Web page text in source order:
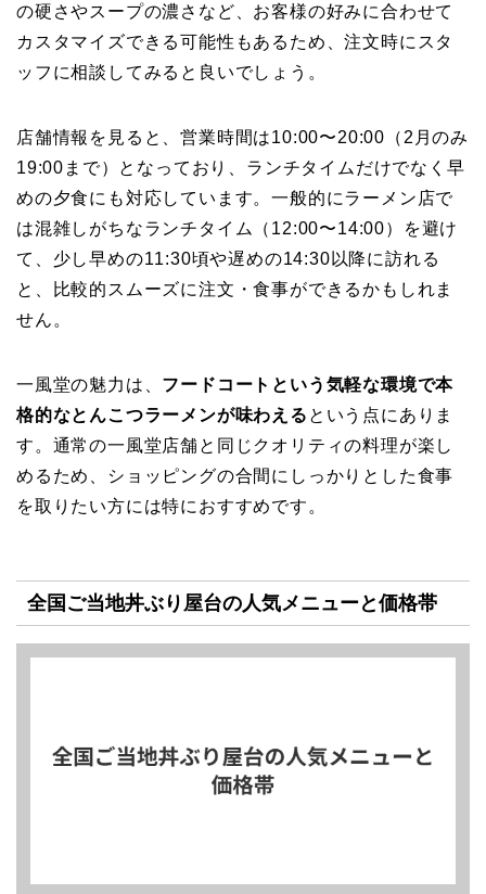
の硬さやスープの濃さなど、お客様の好みに合わせて
カスタマイズできる可能性もあるため、注文時にスタ
ッフに相談してみると良いでしょう。
店舗情報を見ると、営業時間は10:00〜20:00（2月のみ
19:00まで）となっており、ランチタイムだけでなく早
めの夕食にも対応しています。一般的にラーメン店で
は混雑しがちなランチタイム（12:00〜14:00）を避け
て、少し早めの11:30頃や遅めの14:30以降に訪れる
と、比較的スムーズに注文・食事ができるかもしれま
せん。
一風堂の魅力は、 フードコートという気軽な環境で本
格的なとんこつラーメンが味わえる という点にありま
す。通常の一風堂店舗と同じクオリティの料理が楽し
めるため、ショッピングの合間にしっかりとした食事
を取りたい方には特におすすめです。
全国ご当地丼ぶり屋台の人気メニューと価格帯